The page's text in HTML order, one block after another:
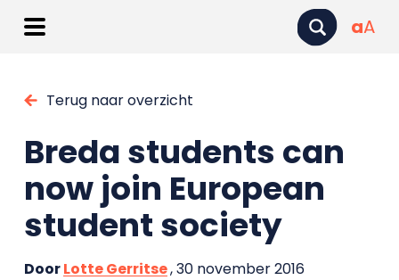
aA
Terug naar overzicht
Breda students can
now join European
student society
DoorLotte Gerritse, 30 november 2016